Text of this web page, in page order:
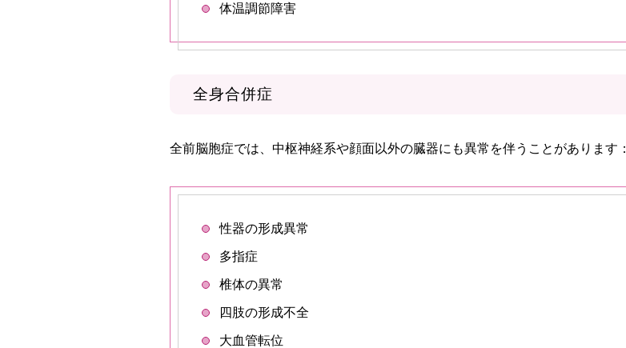
体温調節障害
全身合併症
全前脳胞症では、中枢神経系や顔面以外の臓器にも異常を伴うことがあります：
性器の形成異常
多指症
椎体の異常
四肢の形成不全
大血管転位